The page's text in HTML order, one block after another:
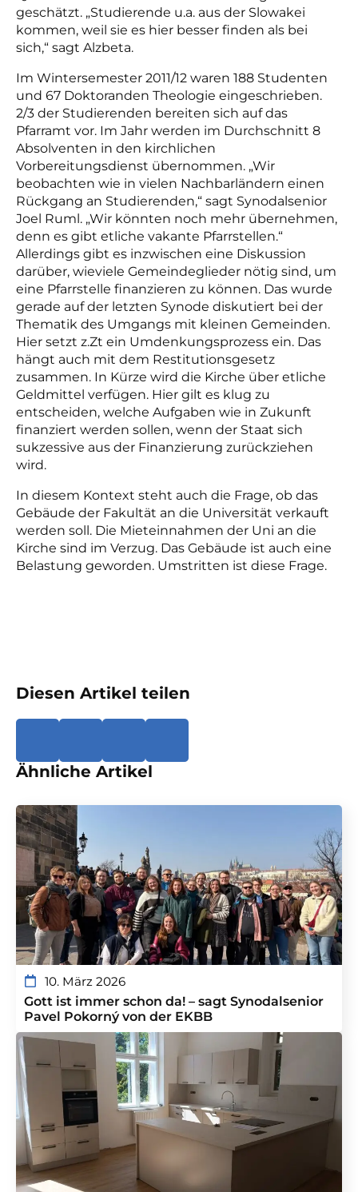
geschätzt. „Studierende u.a. aus der Slowakei
kommen, weil sie es hier besser finden als bei
sich,“ sagt Alzbeta.
Im Wintersemester 2011/12 waren 188 Studenten
und 67 Doktoranden Theologie eingeschrieben.
2/3 der Studierenden bereiten sich auf das
Pfarramt vor. Im Jahr werden im Durchschnitt 8
Absolventen in den kirchlichen
Vorbereitungsdienst übernommen. „Wir
beobachten wie in vielen Nachbarländern einen
Rückgang an Studierenden,“ sagt Synodalsenior
Joel Ruml. „Wir könnten noch mehr übernehmen,
denn es gibt etliche vakante Pfarrstellen.“
Allerdings gibt es inzwischen eine Diskussion
darüber, wieviele Gemeindeglieder nötig sind, um
eine Pfarrstelle finanzieren zu können. Das wurde
gerade auf der letzten Synode diskutiert bei der
Thematik des Umgangs mit kleinen Gemeinden.
Hier setzt z.Zt ein Umdenkungsprozess ein. Das
hängt auch mit dem Restitutionsgesetz
zusammen. In Kürze wird die Kirche über etliche
Geldmittel verfügen. Hier gilt es klug zu
entscheiden, welche Aufgaben wie in Zukunft
finanziert werden sollen, wenn der Staat sich
sukzessive aus der Finanzierung zurückziehen
wird.
In diesem Kontext steht auch die Frage, ob das
Gebäude der Fakultät an die Universität verkauft
werden soll. Die Mieteinnahmen der Uni an die
Kirche sind im Verzug. Das Gebäude ist auch eine
Belastung geworden. Umstritten ist diese Frage.
Diesen Artikel teilen
Ähnliche Artikel
10. März 2026
Gott ist immer schon da! – sagt Synodalsenior
Pavel Pokorný von der EKBB